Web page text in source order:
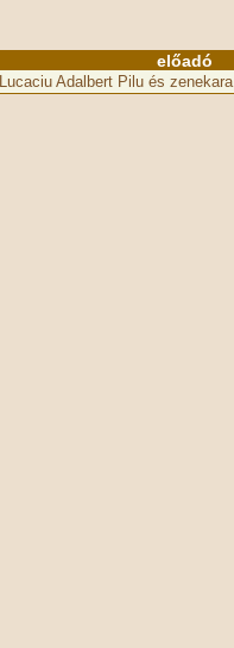
előadó
Lucaciu Adalbert Pilu és zenekara